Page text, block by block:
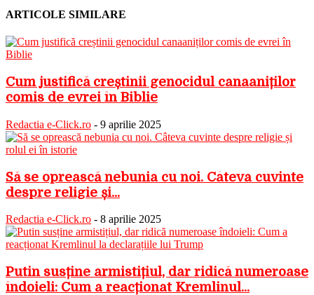
ARTICOLE SIMILARE
Cum justifică creștinii genocidul canaaniților
comis de evrei în Biblie
Redactia e-Click.ro - 9 aprilie 2025
Să se oprească nebunia cu noi. Câteva cuvinte
despre religie și...
Redactia e-Click.ro - 8 aprilie 2025
Putin susține armistițiul, dar ridică numeroase
îndoieli: Cum a reacționat Kremlinul...